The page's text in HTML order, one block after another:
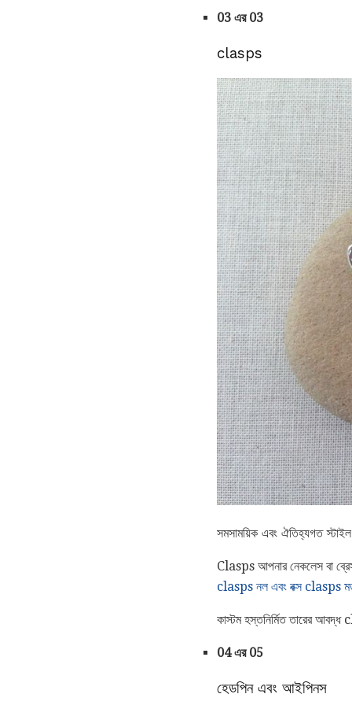
03 এর 03
clasps
সমসাময়িক এবং ঐতিহ্যগত
Clasps আপনার নেকলেস বা
clasps নল এবং বক্স clasps
কাস্টম হস্তনির্মিত তারের
04 এর 05
হেডপিন এবং আইপিনস